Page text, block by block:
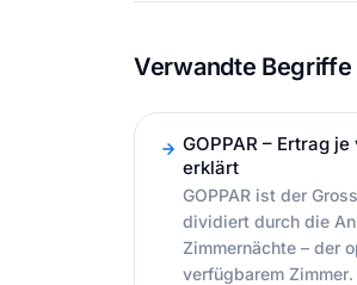
Verwandte Begriffe
GOPPAR – Ertrag
erklärt
GOPPAR ist der
dividiert durch die
Zimmernächte – der
verfügbarem Zimmer.